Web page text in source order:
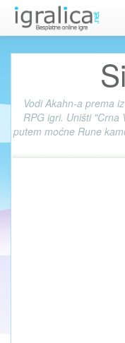
Vodi Akahn-a prema
RPG igri. Uništi "Crna
putem moćne Rune